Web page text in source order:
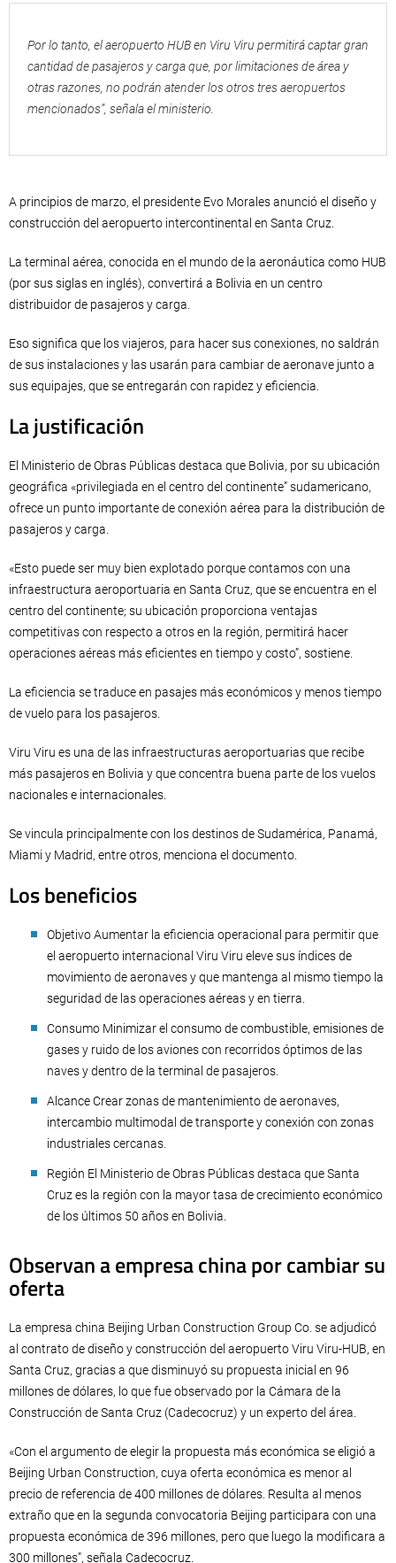
Por lo tanto, el aeropuerto HUB en Viru Viru permitirá captar gran
cantidad de pasajeros y carga que, por limitaciones de área y
otras razones, no podrán atender los otros tres aeropuertos
mencionados”, señala el ministerio.
A principios de marzo, el presidente Evo Morales anunció el diseño y
construcción del aeropuerto intercontinental en Santa Cruz.
La terminal aérea, conocida en el mundo de la aeronáutica como HUB
(por sus siglas en inglés), convertirá a Bolivia en un centro
distribuidor de pasajeros y carga.
Eso significa que los viajeros, para hacer sus conexiones, no saldrán
de sus instalaciones y las usarán para cambiar de aeronave junto a
sus equipajes, que se entregarán con rapidez y eficiencia.
La justificación
El Ministerio de Obras Públicas destaca que Bolivia, por su ubicación
geográfica «privilegiada en el centro del continente” sudamericano,
ofrece un punto importante de conexión aérea para la distribución de
pasajeros y carga.
«Esto puede ser muy bien explotado porque contamos con una
infraestructura aeroportuaria en Santa Cruz, que se encuentra en el
centro del continente; su ubicación proporciona ventajas
competitivas con respecto a otros en la región, permitirá hacer
operaciones aéreas más eficientes en tiempo y costo”, sostiene.
La eficiencia se traduce en pasajes más económicos y menos tiempo
de vuelo para los pasajeros.
Viru Viru es una de las infraestructuras aeroportuarias que recibe
más pasajeros en Bolivia y que concentra buena parte de los vuelos
nacionales e internacionales.
Se vincula principalmente con los destinos de Sudamérica, Panamá,
Miami y Madrid, entre otros, menciona el documento.
Los beneficios
Objetivo Aumentar la eficiencia operacional para permitir que
el aeropuerto internacional Viru Viru eleve sus índices de
movimiento de aeronaves y que mantenga al mismo tiempo la
seguridad de las operaciones aéreas y en tierra.
Consumo Minimizar el consumo de combustible, emisiones de
gases y ruido de los aviones con recorridos óptimos de las
naves y dentro de la terminal de pasajeros.
Alcance Crear zonas de mantenimiento de aeronaves,
intercambio multimodal de transporte y conexión con zonas
industriales cercanas.
Región El Ministerio de Obras Públicas destaca que Santa
Cruz es la región con la mayor tasa de crecimiento económico
de los últimos 50 años en Bolivia.
Observan a empresa china por cambiar su
oferta
La empresa china Beijing Urban Construction Group Co. se adjudicó
al contrato de diseño y construcción del aeropuerto Viru Viru-HUB, en
Santa Cruz, gracias a que disminuyó su propuesta inicial en 96
millones de dólares, lo que fue observado por la Cámara de la
Construcción de Santa Cruz (Cadecocruz) y un experto del área.
«Con el argumento de elegir la propuesta más económica se eligió a
Beijing Urban Construction, cuya oferta económica es menor al
precio de referencia de 400 millones de dólares. Resulta al menos
extraño que en la segunda convocatoria Beijing participara con una
propuesta económica de 396 millones, pero que luego la modificara a
300 millones”, señala Cadecocruz.